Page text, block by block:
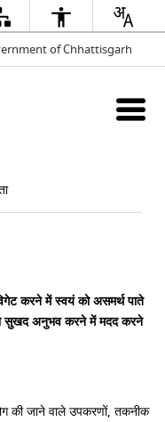
of Chhattisgarh
करने में स्वयं को असमर्थ पाते
सुखद अनुभव करने में मदद करने
की जाने वाले उपकरणों, तकनीक